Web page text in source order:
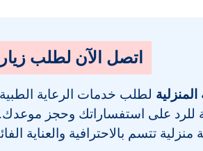
اتصل الآن لطلب
لطلب خدمات الرعاية
للرد على استفساراتك وحجز
تتسم بالاحترافية والعناية